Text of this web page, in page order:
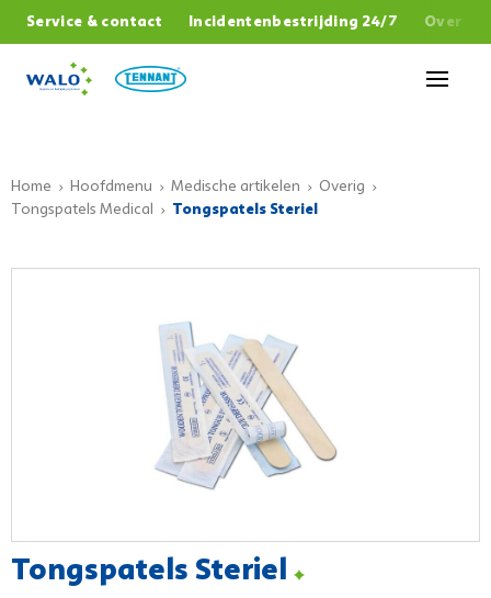
Service & contact Incidentenbestrijding 24/7 Over
Home Hoofdmenu Medische artikelen
Overig
Tongspatels Medical
Tongspatels Steriel
Tongspatels Steriel